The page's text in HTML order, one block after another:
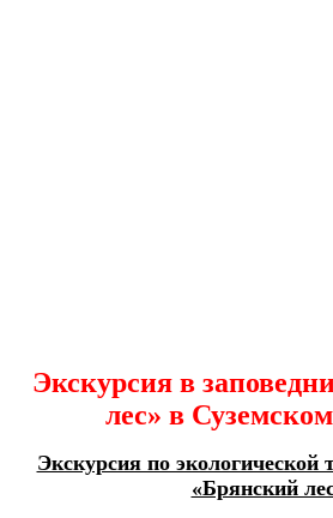
Экскурсия в
лес» в
Экскурсия по
«Брянский